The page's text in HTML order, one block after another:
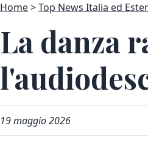
Home Top News Italia ed
La danza
19 maggio 2026